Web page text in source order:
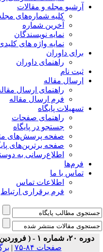
آرشیو مجله و مقالات
کلیه شماره‌های مجله
آخرین شماره
نمایه نویسندگان
نمایه واژه های کلیدی
برای داوران
راهنمای داوران
ثبت نام
ارسال مقاله
راهنمای ارسال مقاله
فرم ارسال مقاله
تسهیلات پایگاه
راهنمای صفحات
جستجو در پایگاه
صفحه پرسش‌های
صفحه برترین‌های
اطلاع‌رسانی به
فرم‌ها
تماس با ما
اطلاعات تماس
فرم برقراری ارتباط
دوره ۲۰، شماره ۱ - ( فروردین ۱۴۰۱ )
صفحات ۸۴-۷۵
|